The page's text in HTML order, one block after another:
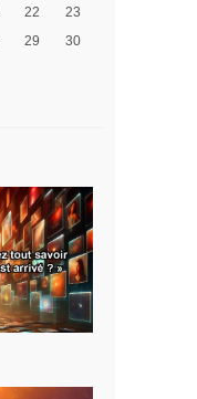
22
23
29
30